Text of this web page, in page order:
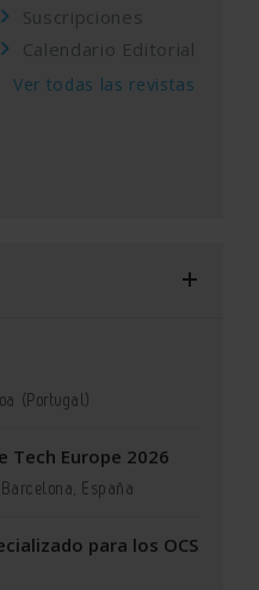
Suscripciones
Calendario Editorial
Ver todas las revistas
(Portugal)
Tech Europe 2026
España
para los OCS